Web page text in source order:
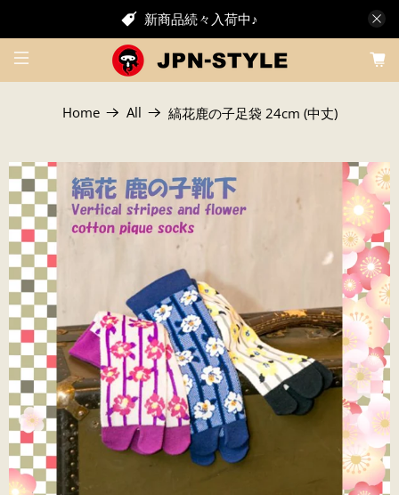
新商品続々入荷中♪
Home All 縞花鹿の子足袋 24cm (中丈)